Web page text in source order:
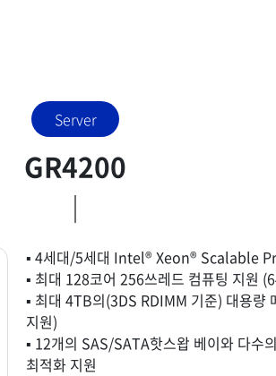
Server
GR4200
▪ 4세대/5세대 Intel® Xeon® Scalable
▪ 최대 128코어 256쓰레드 컴퓨팅 지원
▪ 최대 4TB의(3DS RDIMM 기준) 대용
지원)
▪ 12개의 SAS/SATA핫스왑 베이와 다수
최적화 지원